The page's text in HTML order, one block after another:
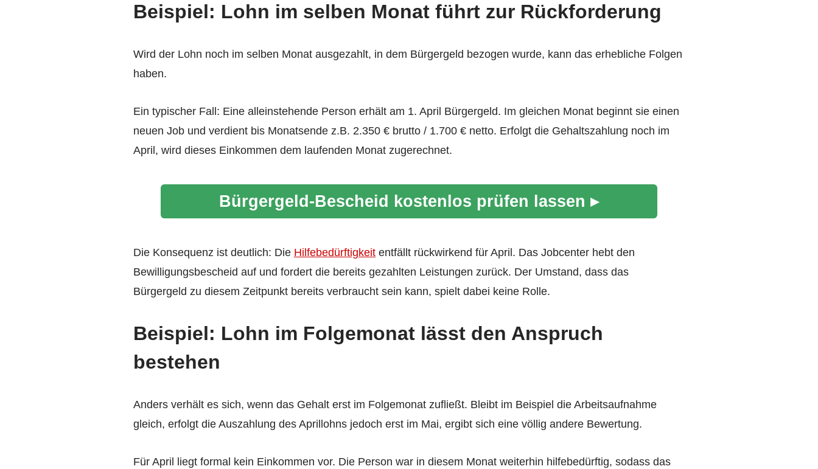
Beispiel: Lohn im selben Monat führt zur Rückforderung
Wird der Lohn noch im selben Monat ausgezahlt, in dem Bürgergeld bezogen wurde, kann das erhebliche Folgen
haben.
Ein typischer Fall: Eine alleinstehende Person erhält am 1. April Bürgergeld. Im gleichen Monat beginnt sie einen
neuen Job und verdient bis Monatsende z.B. 2.350 € brutto / 1.700 € netto. Erfolgt die Gehaltszahlung noch im
April, wird dieses Einkommen dem laufenden Monat zugerechnet.
Bürgergeld-Bescheid kostenlos prüfen lassen ▸
Die Konsequenz ist deutlich: Die Hilfebedürftigkeit entfällt rückwirkend für April. Das Jobcenter hebt den
Bewilligungsbescheid auf und fordert die bereits gezahlten Leistungen zurück. Der Umstand, dass das
Bürgergeld zu diesem Zeitpunkt bereits verbraucht sein kann, spielt dabei keine Rolle.
Beispiel: Lohn im Folgemonat lässt den Anspruch
bestehen
Anders verhält es sich, wenn das Gehalt erst im Folgemonat zufließt. Bleibt im Beispiel die Arbeitsaufnahme
gleich, erfolgt die Auszahlung des Aprillohns jedoch erst im Mai, ergibt sich eine völlig andere Bewertung.
Für April liegt formal kein Einkommen vor. Die Person war in diesem Monat weiterhin hilfebedürftig, sodass das